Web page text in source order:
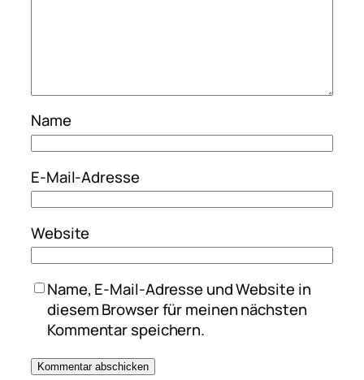
Name
E-Mail-Adresse
Website
Name, E-Mail-Adresse und Website in
diesem Browser für meinen nächsten
Kommentar speichern.